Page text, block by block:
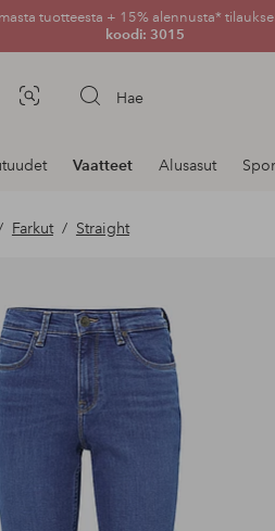
tuotteesta + 15% alennusta*
koodi: 3015
Kuvahaku Hae
Vaatteet Alusasut
Farkut Straight